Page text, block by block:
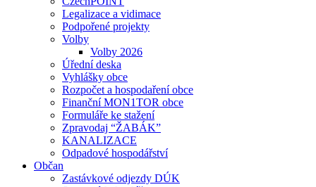
Legalizace a vidimace
Podpořené projekty
Volby
Volby 2026
Úřední deska
Vyhlášky obce
Rozpočet a hospodaření obce
Finanční MON1TOR obce
Formuláře ke stažení
Zpravodaj “ŽABÁK”
KANALIZACE
Odpadové hospodářství
Občan
Zastávkové odjezdy DÚK